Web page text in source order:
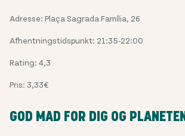
Adresse: Plaça Sagrada Família, 26
Afhentningstidspunkt: 21:35-22:00
Rating: 4,3
Pris: 3,33€
GOD MAD FOR DIG OG PLANETEN